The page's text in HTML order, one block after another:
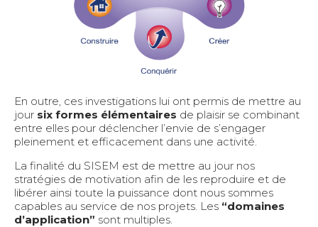
En outre, ces investigations lui ont permis de mettre au
jour six formes élémentaires de plaisir se combinant
entre elles pour déclencher l’envie de s’engager
pleinement et efficacement dans une activité.
La finalité du SISEM est de mettre au jour nos
stratégies de motivation afin de les reproduire et de
libérer ainsi toute la puissance dont nous sommes
capables au service de nos projets. Les “domaines
d’application” sont multiples.